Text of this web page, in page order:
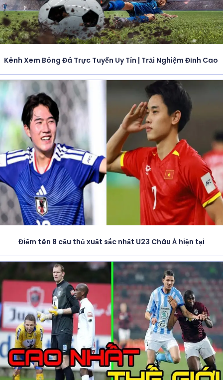
Kênh Xem Bóng Đá Trực Tuyến Uy Tín | Trải Nghiệm Đỉnh Cao
Điểm tên 8 cầu thủ xuất sắc nhất U23 Châu Á hiện tại